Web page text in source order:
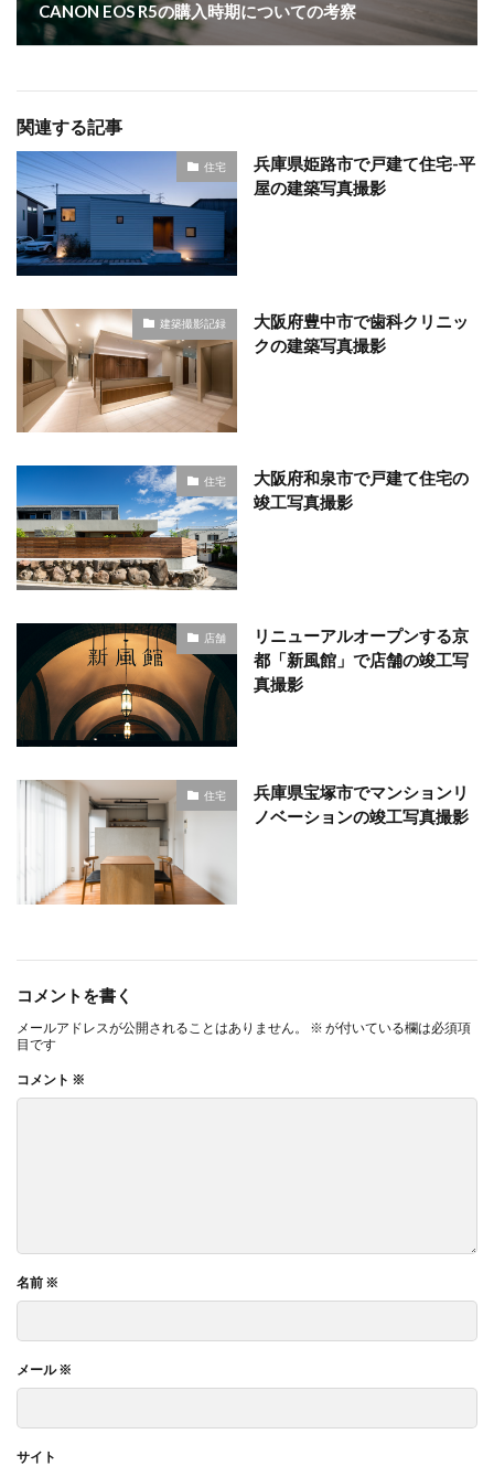
CANON EOS R5の購入時期についての考察
関連する記事
住宅
兵庫県姫路市で戸建て住宅-平
屋の建築写真撮影
建築撮影記録
大阪府豊中市で歯科クリニッ
クの建築写真撮影
住宅
大阪府和泉市で戸建て住宅の
竣工写真撮影
店舗
リニューアルオープンする京
都「新風館」で店舗の竣工写
真撮影
住宅
兵庫県宝塚市でマンションリ
ノベーションの竣工写真撮影
コメントを書く
メールアドレスが公開されることはありません。 ※ が付いている欄は必須項
目です
コメント ※
名前 ※
メール※
サイト